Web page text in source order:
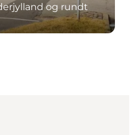
og rundt